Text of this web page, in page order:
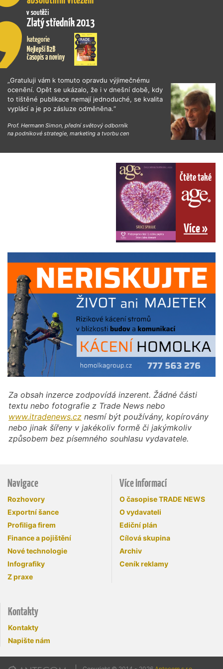
„Gratuluji vám k tomuto opravdu výjimečnému
ocenění. Opět se ukázalo, že i v dnešní době, kdy
to tištěné publikace nemají jednoduché, se kvalita
vyplácí a je po zásluze odměněna.“
Prof. Hermann Simon, přední světový odborník
na podnikové strategie, marketing a tvorbu cen
Čtěte také
Více »
Za obsah inzerce zodpovídá inzerent. Žádné části
textu nebo fotografie z Trade News nebo
www.itradenews.cz nesmí být používány, kopírovány
nebo jinak šířeny v jakékoliv formě či jakýmkoliv
způsobem bez písemného souhlasu vydavatele.
Navigace
Rozhovory
Exportní šance
Profiliga firem
Finance a pojištění
Nové technologie
Infografiky
Z praxe
Více informací
O časopise TRADE NEWS
O vydavateli
Ediční plán
Cílová skupina
Archiv
Ceník reklamy
Kontakty
Kontakty
Napište nám